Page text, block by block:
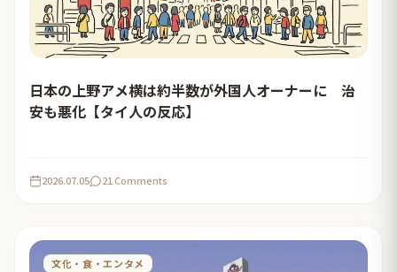
日本の上野アメ横は約半数が外国人オーナーに 治
安も悪化【タイ人の反応】
2026.07.05 21 Comments
文化・食・エンタメ